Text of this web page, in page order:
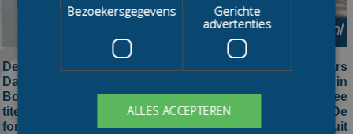
De nieuwe marathonschaatsploeg van veelwinnaars
Daniëlle Bekkering en Janneke Ensing heeft in
Bouwbedrijf Speelman en technologiebedrijf Haak twee
titelsponsors gevonden voor het komende seizoen. De
formatie, naast Bekkering en Ensing nog bestaand uit
Bezoekersgegevens
Gerichte
advertenties
ALLES ACCEPTEREN